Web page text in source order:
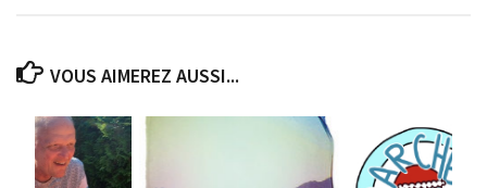
VOUS AIMEREZ AUSSI...